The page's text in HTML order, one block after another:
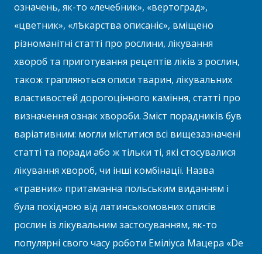
означень, як-то «лечебник», «вертоград»,
«цветник», «лѢкарства описаніє», вміщено
різноманітні статті про рослини, лікування
хвороб та приготування рецептів ліків з рослин,
також трапляються описи тварин, лікувальних
властивостей дорогоцінного каміння, статті про
визначення ознак хвороби. Зміст порадників був
варіативним: могли міститися всі вищезазначені
статті та поради або ж тільки ті, які стосувалися
лікування хвороб, чи інші комбінації. Назва
«травник» притаманна польським виданням і
була похідною від латинськомовних описів
рослин із лікувальним застосуванням, як-то
популярні свого часу роботи Еміліуса Мацера «De